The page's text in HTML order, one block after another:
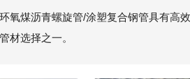
氧煤沥青螺旋管/涂塑复合钢管具有高
材选择之一。